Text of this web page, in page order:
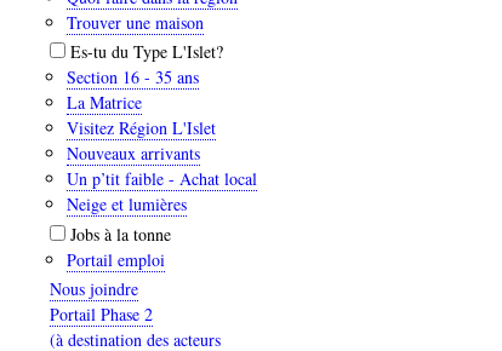
Trouver une maison
Es-tu du Type L'Islet?
Section 16 - 35 ans
La Matrice
Visitez Région L'Islet
Nouveaux arrivants
Un p’tit faible - Achat local
Neige et lumières
Jobs à la tonne
Portail emploi
Nous joindre
Portail Phase 2
(à destination des acteurs